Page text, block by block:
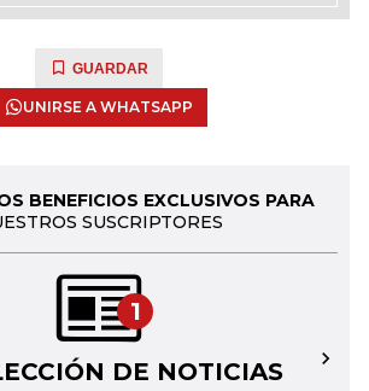
GUARDAR
UNIRSE A WHATSAPP
BENEFICIOS EXCLUSIVOS PARA
SUSCRIPTORES
1
DE NOTICIAS →